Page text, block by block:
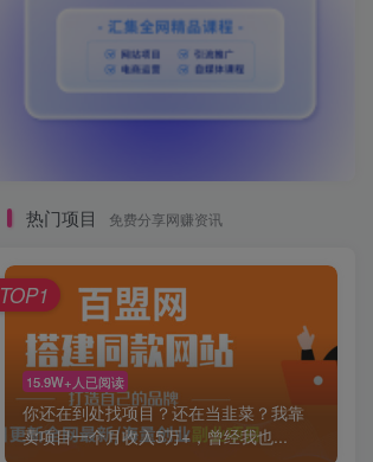
热门项目 免费分享网赚资讯
15.9W+人已阅读
你还在到处找项目？还在当韭菜？我靠
卖项目一个月收入5万+，曾经我也...
TOP1